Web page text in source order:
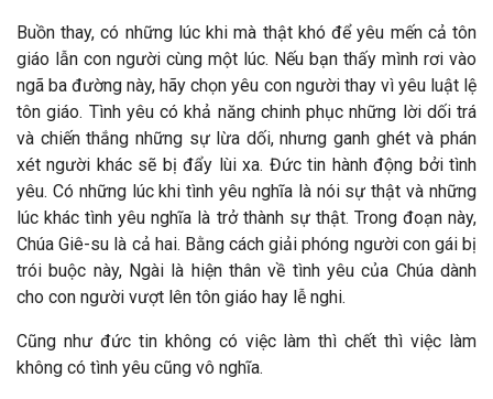
Buồn thay, có những lúc khi mà thật khó để yêu mến cả tôn
giáo lẫn con người cùng một lúc. Nếu bạn thấy mình rơi vào
ngã ba đường này, hãy chọn yêu con người thay vì yêu luật lệ
tôn giáo. Tình yêu có khả năng chinh phục những lời dối trá
và chiến thắng những sự lừa dối, nhưng ganh ghét và phán
xét người khác sẽ bị đẩy lùi xa. Đức tin hành động bởi tình
yêu. Có những lúc khi tình yêu nghĩa là nói sự thật và những
lúc khác tình yêu nghĩa là trở thành sự thật. Trong đoạn này,
Chúa Giê-su là cả hai. Bằng cách giải phóng người con gái bị
trói buộc này, Ngài là hiện thân về tình yêu của Chúa dành
cho con người vượt lên tôn giáo hay lễ nghi.
Cũng như đức tin không có việc làm thì chết thì việc làm
không có tình yêu cũng vô nghĩa.